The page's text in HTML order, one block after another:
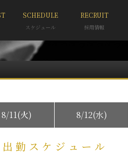
SCHEDULE
スケジュール
RECRUIT
採用情報
8/11(火) 8/12(水)
勤スケジュール